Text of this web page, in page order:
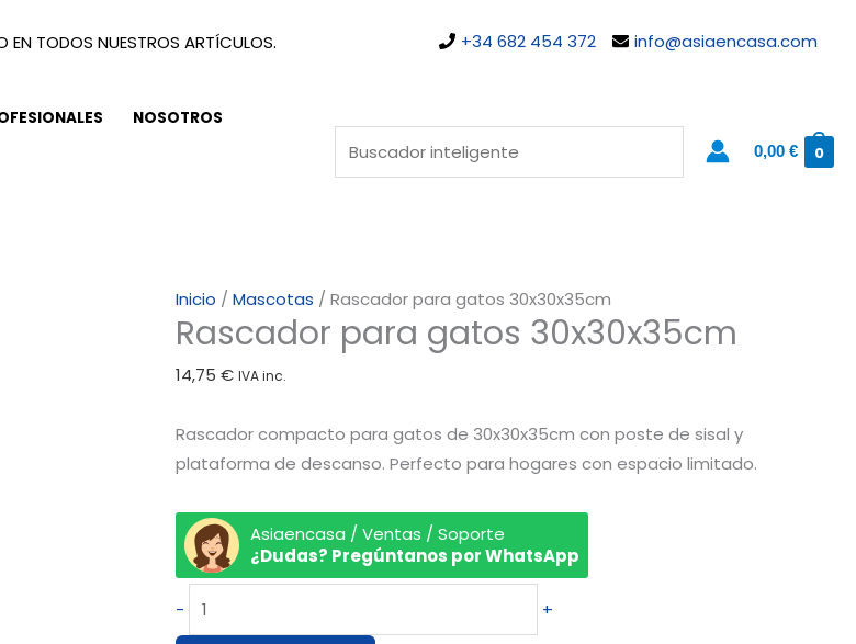
EN TODOS NUESTROS ARTÍCULOS. +34 682 454 372 info@asiaencasa.com
NOSOTROS
0,00 € 0
Inicio /Mascotas / Rascador para gatos 30x30x35cm
Rascador para gatos 30x30x35cm
14,75€ IVA inc.
Rascador compacto para gatos de 30x30x35cm con poste de sisal y
plataforma de descanso. Perfecto para hogares con espacio limitado.
Asiaencasa / Ventas / Soporte
¿Dudas? Pregúntanos por WhatsApp
-
Rascador
para
30x30x35cm
+